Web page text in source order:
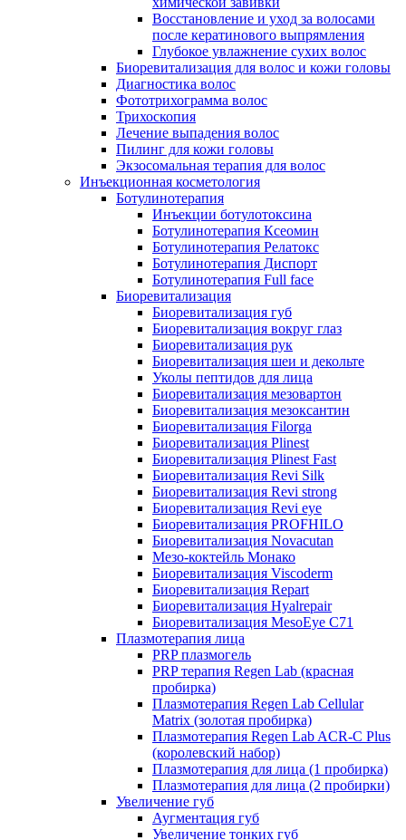
Восстановление и уход за волосами
после кератинового выпрямления
Глубокое увлажнение сухих волос
Биоревитализация для волос и кожи головы
Диагностика волос
Фототрихограмма волос
Трихоскопия
Лечение выпадения волос
Пилинг для кожи головы
Экзосомальная терапия для волос
Инъекционная косметология
Ботулинотерапия
Инъекции ботулотоксина
Ботулинотерапия Ксеомин
Ботулинотерапия Релатокс
Ботулинотерапия Диспорт
Ботулинотерапия Full face
Биоревитализация
Биоревитализация губ
Биоревитализация вокруг глаз
Биоревитализация рук
Биоревитализация шеи и декольте
Уколы пептидов для лица
Биоревитализация мезовартон
Биоревитализация мезоксантин
Биоревитализация Filorga
Биоревитализация Plinest
Биоревитализация Plinest Fast
Биоревитализация Revi Silk
Биоревитализация Revi strong
Биоревитализация Revi eye
Биоревитализация PROFHILO
Биоревитализация Novacutan
Мезо-коктейль Монако
Биоревитализация Viscoderm
Биоревитализация Repart
Биоревитализация Hyalrepair
Биоревитализация MesoEye C71
Плазмотерапия лица
PRP плазмогель
PRP терапия Regen Lab (красная
пробирка)
Плазмотерапия Regen Lab Cellular
Matrix (золотая пробирка)
Плазмотерапия Regen Lab ACR-C Plus
(королевский набор)
Плазмотерапия для лица (1 пробирка)
Плазмотерапия для лица (2 пробирки)
Увеличение губ
Аугментация губ
Увеличение тонких губ